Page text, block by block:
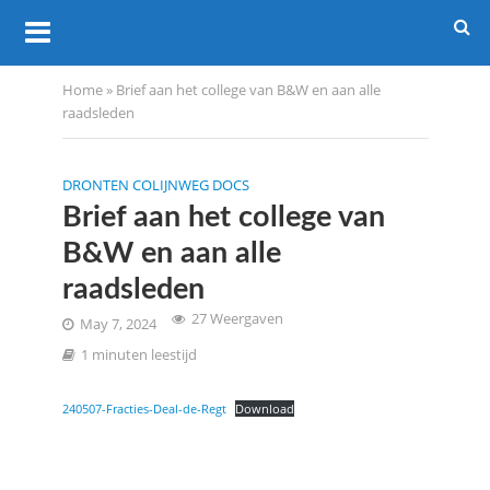
Home» Brief aan het college van B&W en aan alle
raadsleden
DRONTEN COLIJNWEG DOCS
Brief aan het college van
B&W en aan alle
raadsleden
May 7, 2024
27 Weergaven
1 minuten leestijd
240507-Fracties-Deal-de-Regt Download